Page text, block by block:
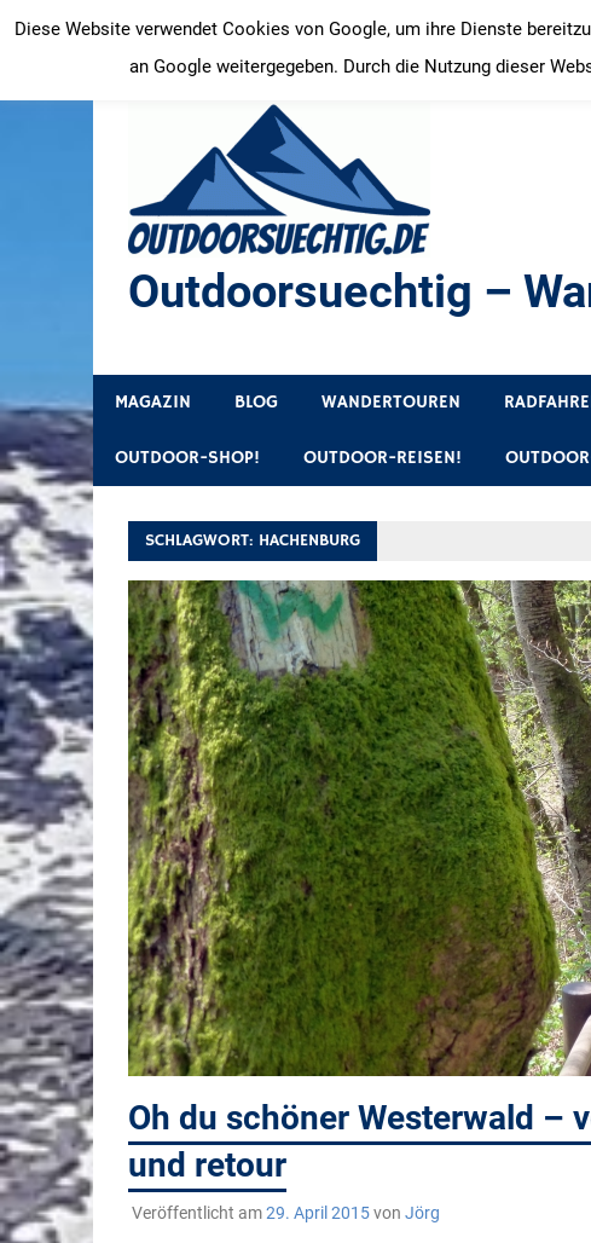
Inhalt
springen
Outdoorsuechtig –
MAGAZIN BLOG WANDERTOUREN
OUTDOOR-SHOP! OUTDOOR-REISEN!
SCHLAGWORT: HACHENBURG
Oh du schöner Westerwald –
und retour
Veröffentlicht am29. April 2015von Jörg
Diese Website verwendet Cookies von Google, um ihre Dienste
an Google weitergegeben. Durch die Nutzung dieser